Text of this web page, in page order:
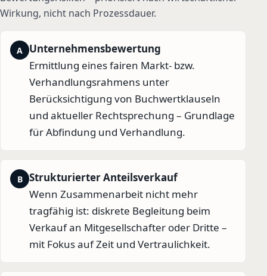
Wirkung, nicht nach Prozessdauer.
A
Unternehmensbewertung
Ermittlung eines fairen Markt- bzw.
Verhandlungsrahmens unter
Berücksichtigung von Buchwertklauseln
und aktueller Rechtsprechung – Grundlage
für Abfindung und Verhandlung.
B
Strukturierter Anteilsverkauf
Wenn Zusammenarbeit nicht mehr
tragfähig ist: diskrete Begleitung beim
Verkauf an Mitgesellschafter oder Dritte –
mit Fokus auf Zeit und Vertraulichkeit.